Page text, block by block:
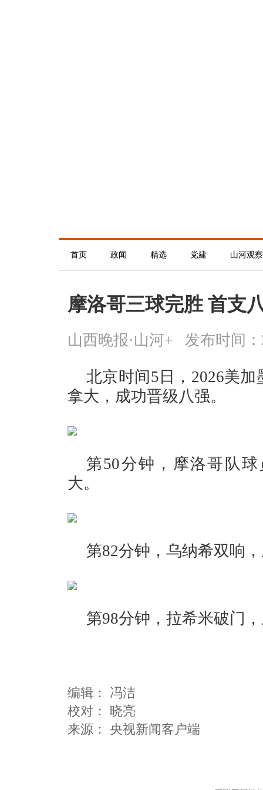
首页 政闻 精选 党建 山河观察
摩洛哥三球完胜 首支
山西晚报·山河+ 发布时间：
北京时间5日，2026美
拿大，成功晋级八强。
第50分钟，摩洛哥队
大。
第82分钟，乌纳希双响
第98分钟，拉希米破门
编辑： 冯洁
校对： 晓亮